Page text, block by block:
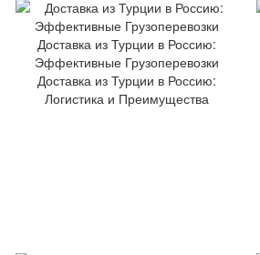
Доставка из Турции в Россию:
Эффективные Грузоперевозки
Доставка из Турции в Россию:
Логистика и Преимущества